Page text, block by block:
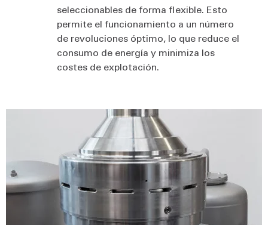
seleccionables de forma flexible. Esto
permite el funcionamiento a un número
de revoluciones óptimo, lo que reduce el
consumo de energía y minimiza los
costes de explotación.